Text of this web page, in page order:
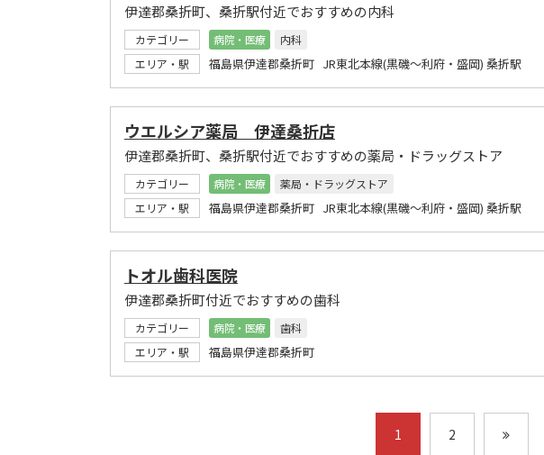
伊達郡桑折町、桑折駅付近でおすすめの内科
カテゴリー 病院・医療
内科
エリア・駅
福島県伊達郡桑折町 JR東北本線(黒磯～利府・盛岡) 桑折駅
ウエルシア薬局 伊達桑折店
伊達郡桑折町、桑折駅付近でおすすめの薬局・ドラッグストア
カテゴリー 病院・医療
薬局・ドラッグストア
エリア・駅
福島県伊達郡桑折町 JR東北本線(黒磯～利府・盛岡) 桑折駅
トオル歯科医院
伊達郡桑折町付近でおすすめの歯科
カテゴリー 病院・医療
歯科
エリア・駅
福島県伊達郡桑折町
1 2